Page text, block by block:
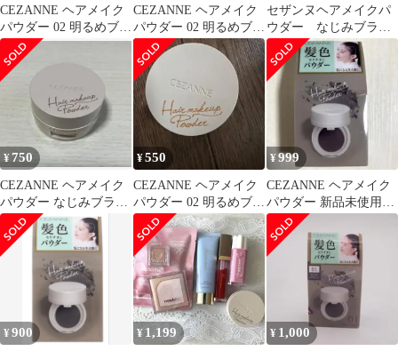
CEZANNE ヘアメイク
パウダー 02 明るめブラ
ウン 本体
CEZANNE ヘアメイク
パウダー 02 明るめブラ
ウン
セザンヌヘアメイクパ
ウダー なじみブラウ
ン
¥750
CEZANNE ヘアメイク
パウダー なじみブラウ
ン
¥550
CEZANNE ヘアメイク
パウダー 02 明るめブラ
ウン
¥999
CEZANNE ヘアメイク
パウダー 新品未使用未
開封
¥900 ¥1,199 ¥ 1,000